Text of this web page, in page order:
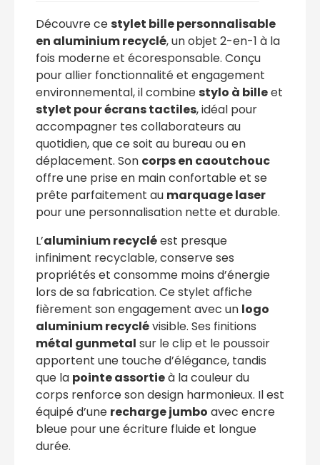
Découvre cestylet bille personnalisable
en aluminium recyclé, un objet 2-en-1 à la
fois moderne et écoresponsable. Conçu
pour allier fonctionnalité et engagement
environnemental, il combinestylo à billeet
stylet pour écrans tactiles, idéal pour
accompagner tes collaborateurs au
quotidien, que ce soit au bureau ou en
déplacement. Son corps en caoutchouc
offre une prise en main confortable et se
prête parfaitement au marquage laser
pour une personnalisation nette et durable.
L’aluminium recycléest presque
infiniment recyclable, conserve ses
propriétés et consomme moins d’énergie
lors de sa fabrication. Ce stylet affiche
fièrement son engagement avec un logo
aluminium recyclévisible. Ses finitions
métal gunmetal sur le clip et le poussoir
apportent une touche d’élégance, tandis
que la pointe assortieà la couleur du
corps renforce son design harmonieux. Il est
équipé d’une recharge jumbo avec encre
bleue pour une écriture fluide et longue
durée.